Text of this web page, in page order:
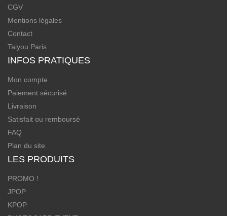
CGV
Mentions légales
Contact
Taiyou Paris
INFOS PRATIQUES
Mon compte
Paiement sécurisé
Livraison
Satisfait ou remboursé
FAQ
Plan du site
LES PRODUITS
PROMO !
JPOP
KPOP